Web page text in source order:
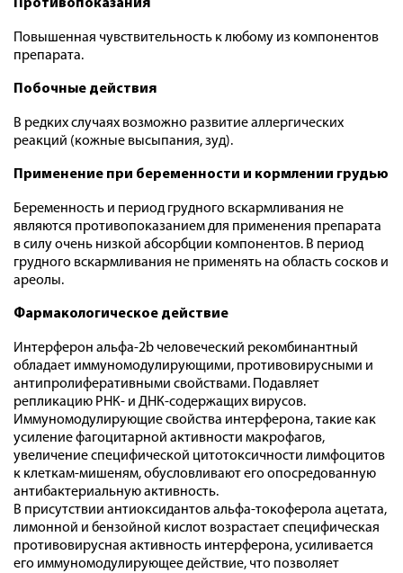
Противопоказания
Повышенная чувствительность к любому из компонентов
препарата.
Побочные действия
В редких случаях возможно развитие аллергических
реакций (кожные высыпания, зуд).
Применение при беременности и кормлении грудью
Беременность и период грудного вскармливания не
являются противопоказанием для применения препарата
в силу очень низкой абсорбции компонентов. В период
грудного вскармливания не применять на область сосков и
ареолы.
Фармакологическое действие
Интерферон альфа-2b человеческий рекомбинантный
обладает иммуномодулирующими, противовирусными и
антипролиферативными свойствами. Подавляет
репликацию РНК- и ДНК-содержащих вирусов.
Иммуномодулирующие свойства интерферона, такие как
усиление фагоцитарной активности макрофагов,
увеличение специфической цитотоксичности лимфоцитов
к клеткам-мишеням, обусловливают его опосредованную
антибактериальную активность.
В присутствии антиоксидантов альфа-токоферола ацетата,
лимонной и бензойной кислот возрастает специфическая
противовирусная активность интерферона, усиливается
его иммуномодулирующее действие, что позволяет